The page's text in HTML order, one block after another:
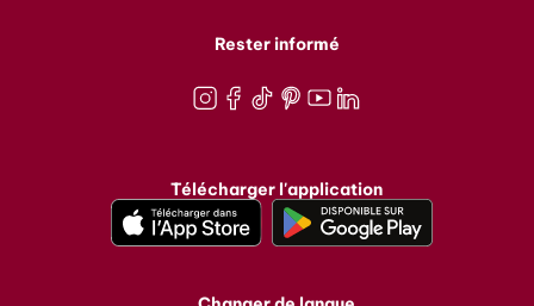
Rester informé
Télécharger l'application